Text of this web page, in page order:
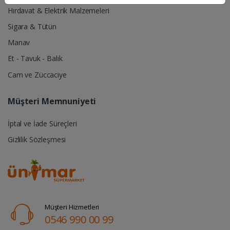
Hırdavat & Elektrik Malzemeleri
Sigara & Tütün
Manav
Et - Tavuk - Balık
Cam ve Züccaciye
Müşteri Memnuniyeti
İptal ve İade Süreçleri
Gizlilik Sözleşmesi
Müşteri Hizmetleri
0546 990 00 99